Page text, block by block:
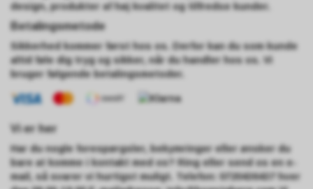
design, produkter af høj kvalitet og tilfredse kunder.
Betalingsmetode
Sikkerhed kommer først hos os. Derfor kan du som kunde
altid føle dig tryg og sikker, når du handler hos os. Vi
bruger følgende betalingsmetoder.
Vi er her
Har du nogle forespørgsler, bekymringer eller ønsker du
bare at komme i kontakt med os? Ring eller send os en e-
mail, så svarer vi hurtigst muligt. Telefon: 0720436437 hver